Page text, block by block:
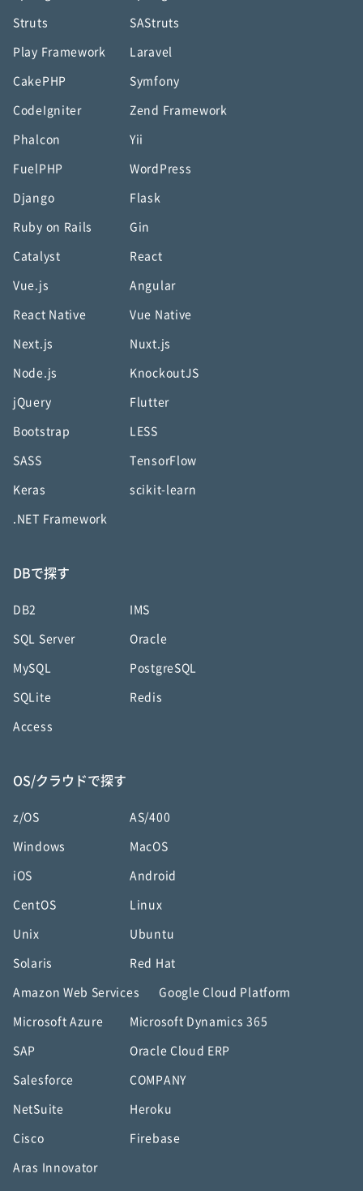
Struts SAStruts
Play Framework Laravel
CakePHP Symfony
CodeIgniter Zend Framework
Phalcon Yii
FuelPHP WordPress
Django Flask
Ruby on Rails Gin
Catalyst React
Vue.js Angular
React Native Vue Native
Next.js Nuxt.js
Node.js KnockoutJS
jQuery Flutter
Bootstrap LESS
SASS TensorFlow
Keras scikit-learn
.NET Framework
DBで探す
DB2 IMS
SQL Server Oracle
MySQL PostgreSQL
SQLite Redis
Access
OS/クラウドで探す
z/OS AS/400
Windows MacOS
iOS Android
CentOS Linux
Unix Ubuntu
Solaris Red Hat
Amazon Web Services Google Cloud Platform
Microsoft Azure Microsoft Dynamics 365
SAP Oracle Cloud ERP
Salesforce COMPANY
NetSuite Heroku
Cisco Firebase
Aras Innovator